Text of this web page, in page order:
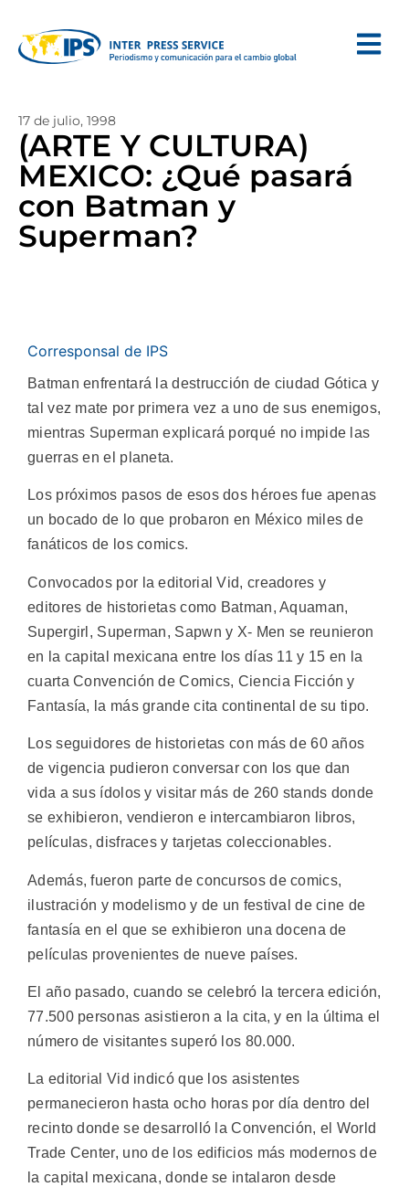
17 de julio, 1998
(ARTE Y CULTURA)
MEXICO: ¿Qué pasará
con Batman y
Superman?
Corresponsal de IPS
Batman enfrentará la destrucción de ciudad Gótica y
tal vez mate por primera vez a uno de sus enemigos,
mientras Superman explicará porqué no impide las
guerras en el planeta.
Los próximos pasos de esos dos héroes fue apenas
un bocado de lo que probaron en México miles de
fanáticos de los comics.
Convocados por la editorial Vid, creadores y
editores de historietas como Batman, Aquaman,
Supergirl, Superman, Sapwn y X- Men se reunieron
en la capital mexicana entre los días 11 y 15 en la
cuarta Convención de Comics, Ciencia Ficción y
Fantasía, la más grande cita continental de su tipo.
Los seguidores de historietas con más de 60 años
de vigencia pudieron conversar con los que dan
vida a sus ídolos y visitar más de 260 stands donde
se exhibieron, vendieron e intercambiaron libros,
películas, disfraces y tarjetas coleccionables.
Además, fueron parte de concursos de comics,
ilustración y modelismo y de un festival de cine de
fantasía en el que se exhibieron una docena de
películas provenientes de nueve países.
El año pasado, cuando se celebró la tercera edición,
77.500 personas asistieron a la cita, y en la última el
número de visitantes superó los 80.000.
La editorial Vid indicó que los asistentes
permanecieron hasta ocho horas por día dentro del
recinto donde se desarrolló la Convención, el World
Trade Center, uno de los edificios más modernos de
la capital mexicana, donde se intalaron desde